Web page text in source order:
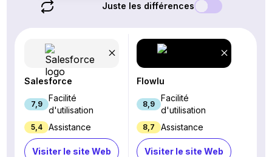
Juste les différences
Salesforce
7,9
Facilité
d'utilisation
5,4 Assistance
Visiter le site Web
Flowlu
8,9
Facilité
d'utilisation
8,7 Assistance
Visiter le site Web